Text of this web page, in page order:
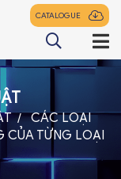
CATALOGUE
CÁC LOẠI
CỦA TỪNG LOẠI